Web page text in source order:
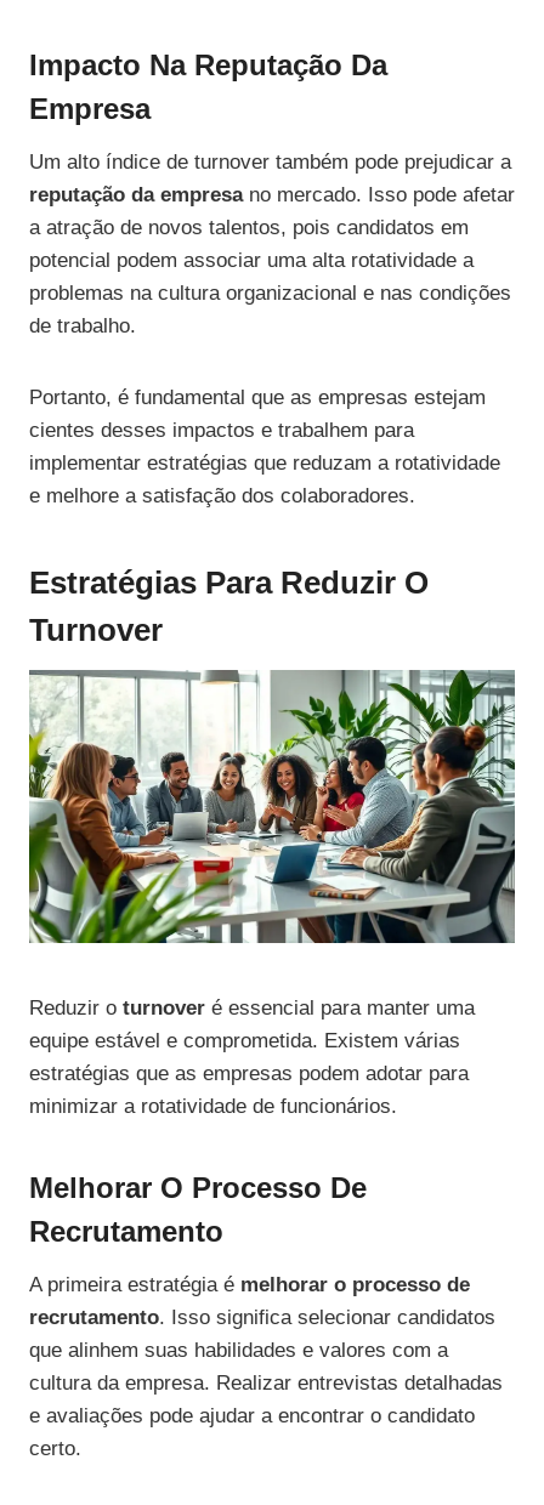
Impacto Na Reputação Da
Empresa
Um alto índice de turnover também pode prejudicar a
reputação da empresano mercado. Isso pode afetar
a atração de novos talentos, pois candidatos em
potencial podem associar uma alta rotatividade a
problemas na cultura organizacional e nas condições
de trabalho.
Portanto, é fundamental que as empresas estejam
cientes desses impactos e trabalhem para
implementar estratégias que reduzam a rotatividade
e melhore a satisfação dos colaboradores.
Estratégias Para Reduzir O
Turnover
Reduzir o turnover é essencial para manter uma
equipe estável e comprometida. Existem várias
estratégias que as empresas podem adotar para
minimizar a rotatividade de funcionários.
Melhorar O Processo De
Recrutamento
A primeira estratégia é melhorar o processo de
recrutamento. Isso significa selecionar candidatos
que alinhem suas habilidades e valores com a
cultura da empresa. Realizar entrevistas detalhadas
e avaliações pode ajudar a encontrar o candidato
certo.